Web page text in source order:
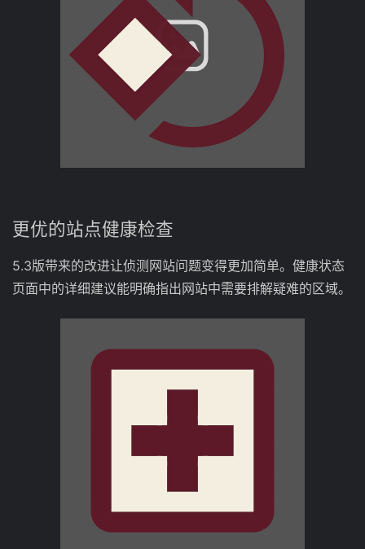
更优的站点健康检查
5.3版带来的改进让侦测网站问题变得更加简单。健康状态
页面中的详细建议能明确指出网站中需要排解疑难的区域。